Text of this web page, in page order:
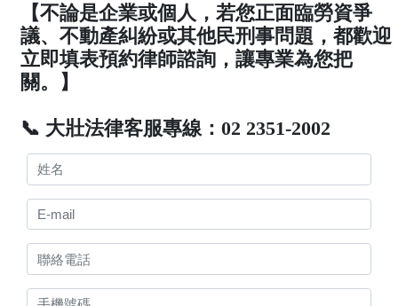
【不論是企業或個人，若您正面臨勞資爭
議、不動產糾紛或其他民刑事問題，都歡迎
立即填表預約律師諮詢，讓專業為您把
關。】
📞 大壯法律客服專線：02 2351-2002